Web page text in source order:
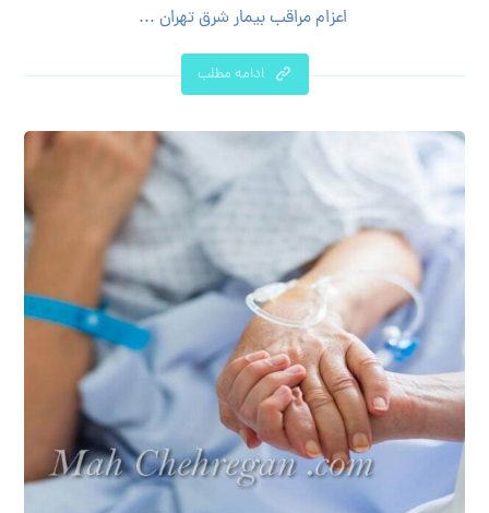
اعزام مراقب بیمار شرق تهران ...
ادامه مطلب